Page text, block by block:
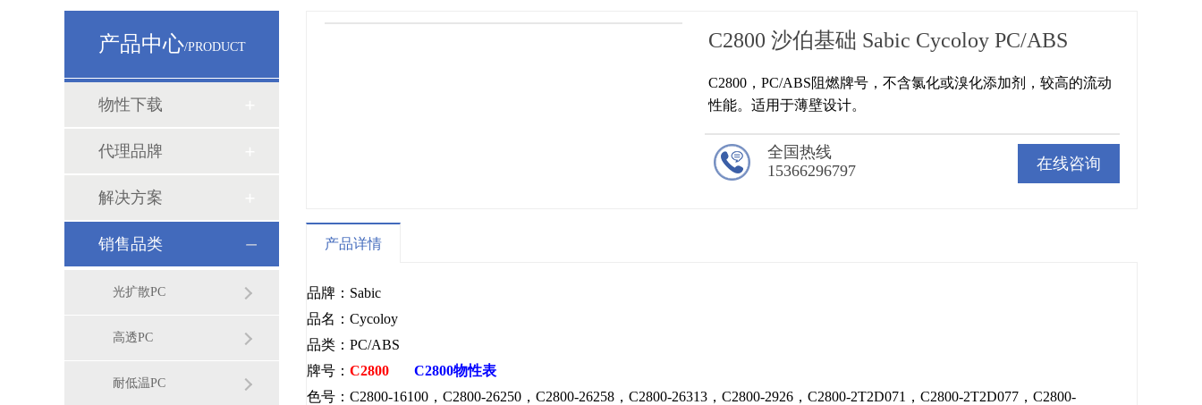
产品中心/PRODUCT
物性下载
代理品牌
解决方案
销售品类
光扩散PC
高透PC
耐低温PC
C2800 沙伯基础 Sabic Cycoloy PC/ABS
C2800，PC/ABS阻燃牌号，不含氯化或溴化添加剂，较高的流动
性能。适用于薄壁设计。
在线咨询
全国热线
15366296797
产品详情
品牌：Sabic
品名：Cycoloy
品类：PC/ABS
牌号： C2800
C2800物性表
色号：C2800-16100，C2800-26250，C2800-26258，C2800-26313，C2800-2926，C2800-2T2D071，C2800-2T2D077，C2800-